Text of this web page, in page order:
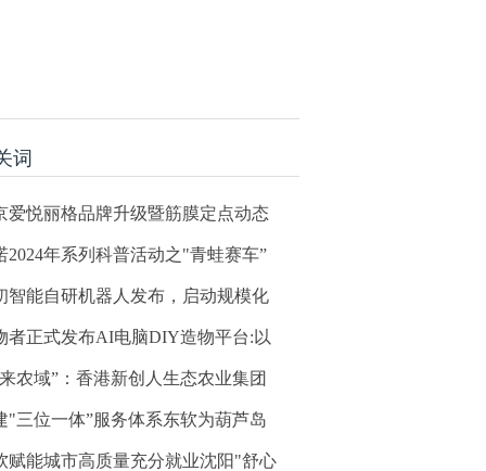
词
爱悦丽格品牌升级暨筋膜定点动态
2024年系列科普活动之"青蛙赛车”
智能自研机器人发布，启动规模化
者正式发布AI电脑DIY造物平台:以
农域”：香港新创人生态农业集团
"三位一体”服务体系东软为葫芦岛
赋能城市高质量充分就业沈阳"舒心